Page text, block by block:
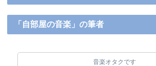
「自部屋の音楽」の筆者
音楽オタクです